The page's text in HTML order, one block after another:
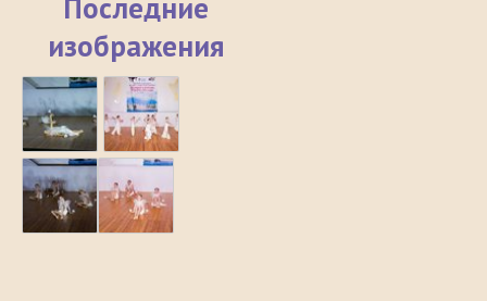
Последние
изображения